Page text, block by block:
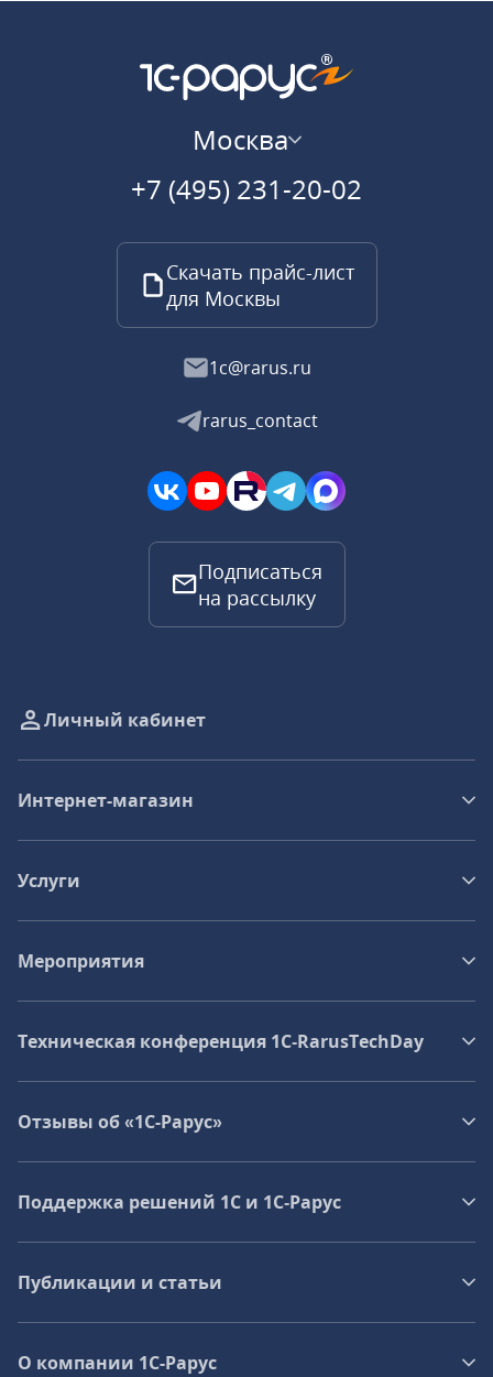
Москва
+7 (495) 231-20-02
Скачать прайс-лист
для Москвы
1c@rarus.ru
rarus_contact
Подписаться
на рассылку
Личный кабинет
Интернет-магазин
Услуги
Мероприятия
Техническая конференция 1C‑RarusTechDay
Отзывы об «1С-Рарус»
Поддержка решений 1С и 1С‑Рарус
Публикации и статьи
О компании 1C-Рарус